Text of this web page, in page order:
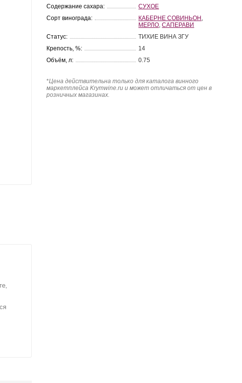
Содержание сахара:
СУХОЕ
Сорт винограда:
КАБЕРНЕ СОВИНЬОН
МЕРЛО ,САПЕРАВИ
Статус:
ТИХИЕ ВИНА ЗГУ
Крепость, %:
14
Объём, л:
0.75
*Цена действительна только для каталога винного
маркетплейса Krymwine.ru и может отличаться от цен в
розничных магазинах.